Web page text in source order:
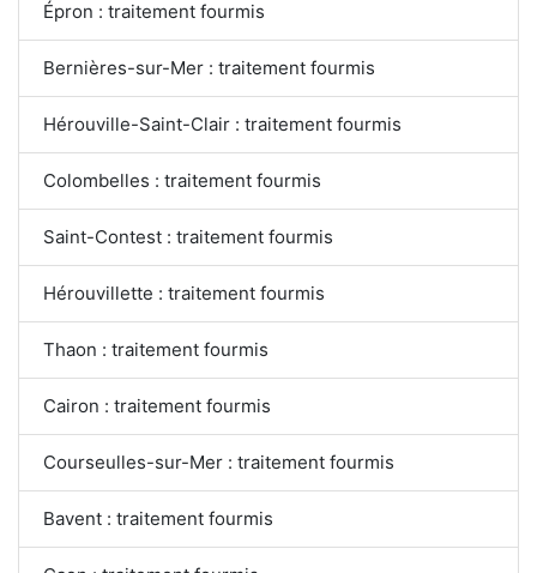
Épron : traitement fourmis
Bernières-sur-Mer : traitement fourmis
Hérouville-Saint-Clair : traitement fourmis
Colombelles : traitement fourmis
Saint-Contest : traitement fourmis
Hérouvillette : traitement fourmis
Thaon : traitement fourmis
Cairon : traitement fourmis
Courseulles-sur-Mer : traitement fourmis
Bavent : traitement fourmis